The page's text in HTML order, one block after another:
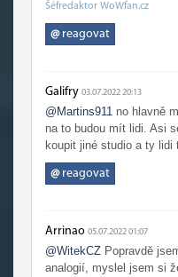
Šéfredaktor WoWfan.cz
@reagovat
Galifry 03.07.2022 20:13
@Martins911 no hlavně
na to budou mít lidi. Asi
koupit jiné studio a ty lidi
@reagovat
Arrinao 05.07.2022 01:07
@WitekCZ Popravdě
analogií, myslel jsem si